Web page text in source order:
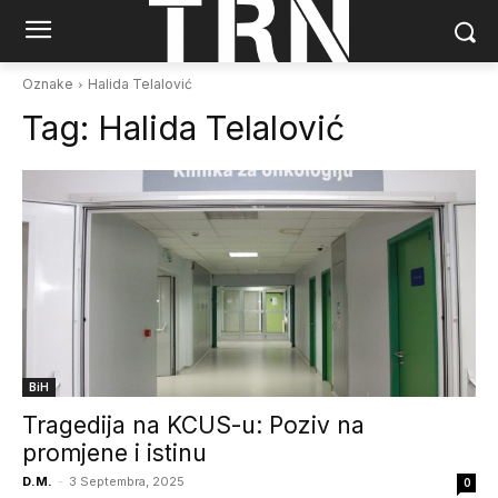
Oznake Halida Telalović
Tag: Halida Telalović
BiH
Tragedija na KCUS-u: Poziv na
promjene i istinu
D.M. - 3 Septembra, 2025 0